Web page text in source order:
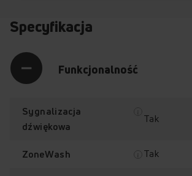
Specyfikacja
Funkcjonalność
Sygnalizacja
dźwiękowa
Tak
ZoneWash Tak